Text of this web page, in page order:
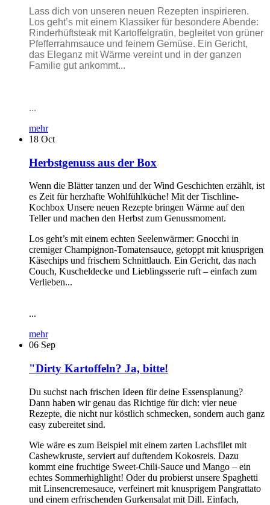
Lass dich von unseren neuen Rezepten inspirieren.
Los geht’s mit einem Klassiker für besondere Abende:
Rinderhüftsteak mit Kartoffelgratin, begleitet von grüner
Pfefferrahmsauce und feinem Gemüse. Ein Gericht,
das Eleganz mit Wärme vereint und in der ganzen
Familie gut ankommt...
...
mehr
18 Oct
Herbstgenuss aus der Box
Wenn die Blätter tanzen und der Wind Geschichten erzählt, ist
es Zeit für herzhafte Wohlfühlküche! Mit der Tischline-
Kochbox Unsere neuen Rezepte bringen Wärme auf den
Teller und machen den Herbst zum Genussmoment.
Los geht’s mit einem echten Seelenwärmer: Gnocchi in
cremiger Champignon-Tomatensauce, getoppt mit knusprigen
Käsechips und frischem Schnittlauch. Ein Gericht, das nach
Couch, Kuscheldecke und Lieblingsserie ruft – einfach zum
Verlieben...
...
mehr
06 Sep
"Dirty Kartoffeln? Ja, bitte!
Du suchst nach frischen Ideen für deine Essensplanung?
Dann haben wir genau das Richtige für dich: vier neue
Rezepte, die nicht nur köstlich schmecken, sondern auch ganz
easy zubereitet sind.
Wie wäre es zum Beispiel mit einem zarten Lachsfilet mit
Cashewkruste, serviert auf duftendem Kokosreis. Dazu
kommt eine fruchtige Sweet-Chili-Sauce und Mango – ein
echtes Sommerhighlight! Oder du probierst unsere Spaghetti
mit Linsencremesauce, verfeinert mit knusprigem Pangrattato
und einem erfrischenden Gurkensalat mit Dill. Einfach,